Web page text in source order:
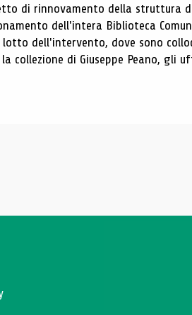
di rinnovamento della struttura di
dell'intera Biblioteca
lotto dell'intervento, dove sono
collezione di Giuseppe Peano, gli